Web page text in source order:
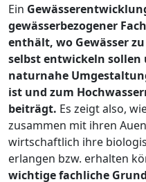
Ein
gewässerbezogener
enthält, wo Gewässer
selbst entwickeln sollen
naturnahe
ist und zum
beiträgt. Es zeigt also,
zusammen mit ihren
wirtschaftlich ihre
erlangen bzw. erhalten
wichtige fachliche